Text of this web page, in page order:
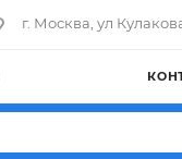
г. Москва, ул